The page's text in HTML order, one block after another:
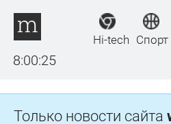
8:00:25
Hi-tech Спорт
Только новости сайта